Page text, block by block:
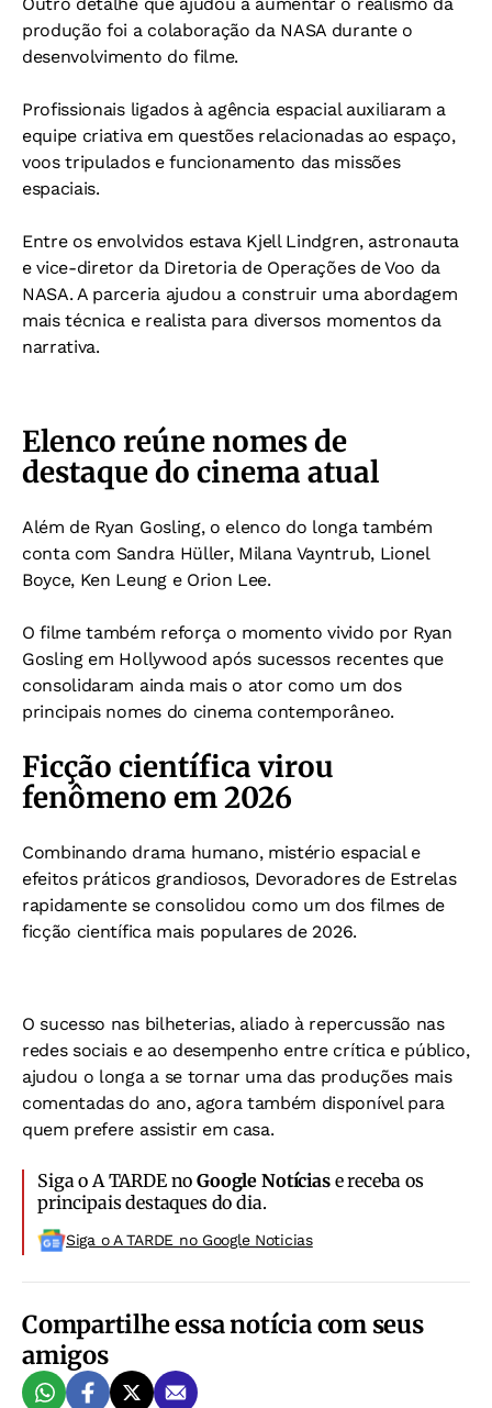
produção foi a colaboração da NASA durante o
desenvolvimento do filme.
Profissionais ligados à agência espacial auxiliaram a
equipe criativa em questões relacionadas ao espaço,
voos tripulados e funcionamento das missões
espaciais.
Entre os envolvidos estava Kjell Lindgren, astronauta
e vice-diretor da Diretoria de Operações de Voo da
NASA.A parceria ajudou a construir uma abordagem
mais técnica e realista para diversos momentos da
narrativa.
Elenco reúne nomes de
destaque do cinema atual
Além de Ryan Gosling, o elenco do longa também
conta com Sandra Hüller, Milana Vayntrub, Lionel
Boyce, Ken Leung e Orion Lee.
O filme também reforça o momento vivido por Ryan
Gosling em Hollywood após sucessos recentes que
consolidaram ainda mais o ator como um dos
principais nomes do cinema contemporâneo.
Ficção científica virou
fenômeno em 2026
Combinando drama humano, mistério espacial e
efeitos práticos grandiosos, Devoradores de Estrelas
rapidamente se consolidou como um dos filmes de
ficção científica mais populares de 2026.
O sucesso nas bilheterias, aliado à repercussão nas
redes sociais e ao desempenho entre crítica e público,
ajudou o longa a se tornar uma das produções mais
comentadas do ano, agora também disponível para
quem prefere assistir em casa.
Siga o A TARDE noGoogle Notíciase receba os
principais destaques do dia.
Siga o A TARDE no Google Noticias
Compartilhe essa notícia com seus
amigos